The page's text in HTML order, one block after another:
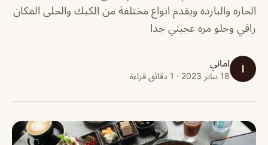
الحاره والبارده ويقدم انواع مختلفة من الكيك والحلى المكان
راقي وحلو مره عجبني جدا
ا اماني
18 يناير 2023 · 1 دقائق قراءة